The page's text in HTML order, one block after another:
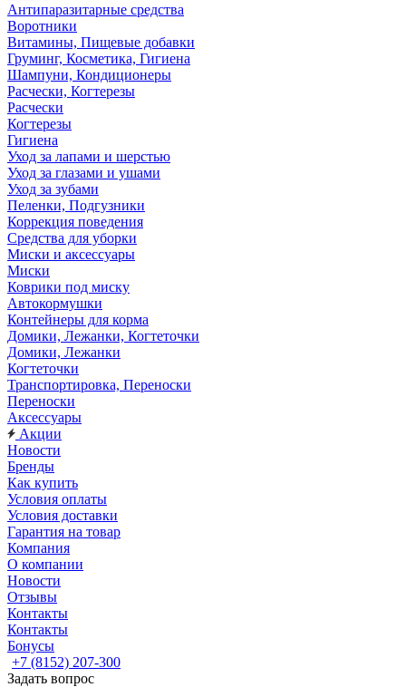
Антипаразитарные средства
Воротники
Витамины, Пищевые добавки
Груминг, Косметика, Гигиена
Шампуни, Кондиционеры
Расчески, Когтерезы
Расчески
Когтерезы
Гигиена
Уход за лапами и шерстью
Уход за глазами и ушами
Уход за зубами
Пеленки, Подгузники
Коррекция поведения
Средства для уборки
Миски и аксессуары
Миски
Коврики под миску
Автокормушки
Контейнеры для корма
Домики, Лежанки, Когтеточки
Домики, Лежанки
Когтеточки
Транспортировка, Переноски
Переноски
Аксессуары
Акции
Новости
Бренды
Как купить
Условия оплаты
Условия доставки
Гарантия на товар
Компания
О компании
Новости
Отзывы
Контакты
Контакты
Бонусы
+7 (8152) 207-300
Задать вопрос